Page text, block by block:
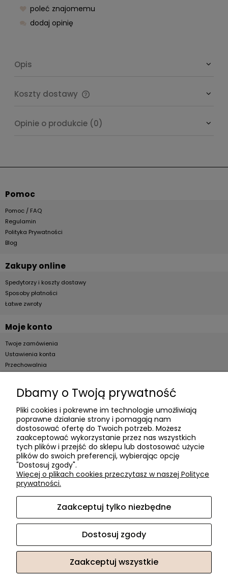
poleć znajomemu
dodaj opinię
Opis
Koszty dostawy
Opinie o produkcie (0)
Pomoc
Pomoc / FAQ
Regulamin
Polityka Prywatności
Blog
Zakupy online
Spedytorzy i koszty dostawy
Sposoby płatności
Łatwe zwroty
Moje konto
Twoje zamówienia
Ustawienia konta
Przechowalnia
Dla firm
O firmie
Informacje o firmie
Kontakt
dacter.pl
Akcesoria meblowe DAC TER | ul. Przepiórki 56, 02-410
Warszawa, woj. mazowieckie | E-mail:sklep@dacter.plTel.:
602677377| NIP: 5220052421 REGON: 012076264
Sklep internetowy Shoper.pl
Dbamy o Twoją prywatność
Pliki cookies i pokrewne im technologie umożliwiają
poprawne działanie strony i pomagają nam
dostosować ofertę do Twoich potrzeb. Możesz
zaakceptować wykorzystanie przez nas wszystkich
tych plików i przejść do sklepu lub dostosować użycie
plików do swoich preferencji, wybierając opcję
"Dostosuj zgody".
Więcej o plikach cookies przeczytasz w naszej Polityce
prywatności.
Zaakceptuj tylko niezbędne
Dostosuj zgody
Zaakceptuj wszystkie